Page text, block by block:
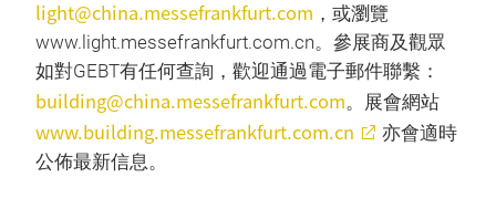
light@china.messefrankfurt.com ，或瀏覽
www.light.messefrankfurt.com.cn。參展商及觀眾
如對GEBT有任何查詢，歡迎通過電子郵件聯繫：
building@china.messefrankfurt.com。展會網站
www.building.messefrankfurt.com.cn
亦會適時
公佈最新信息。